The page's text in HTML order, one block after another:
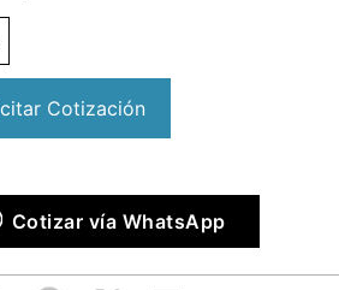
Cotización
Cotizar vía WhatsApp